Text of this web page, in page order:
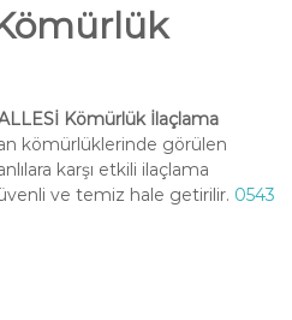
Kömürlük İlaçlama
kömürlüklerinde görülen
karşı etkili ilaçlama
ve temiz hale getirilir. 0543